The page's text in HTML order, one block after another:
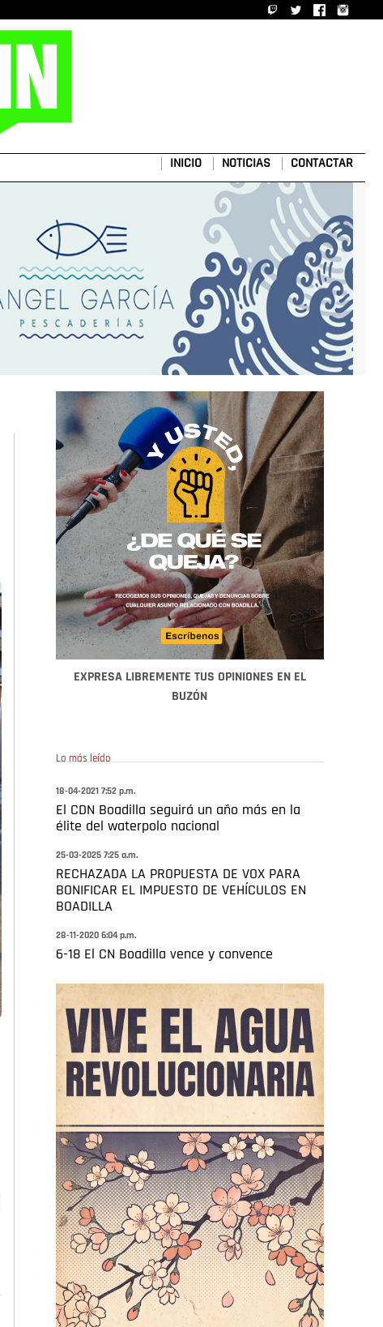
INICIO NOTICIAS CONTACTAR
EXPRESA LIBREMENTE TUS OPINIONES EN EL
BUZÓN
Lo más leído
18-04-2021 7:52 p.m.
El CDN Boadilla seguirá un año más en la
élite del waterpolo nacional
25-03-2025 7:25 a.m.
RECHAZADA LA PROPUESTA DE VOX PARA
BONIFICAR EL IMPUESTO DE VEHÍCULOS EN
BOADILLA
28-11-2020 6:04 p.m.
6-18 El CN Boadilla vence y convence